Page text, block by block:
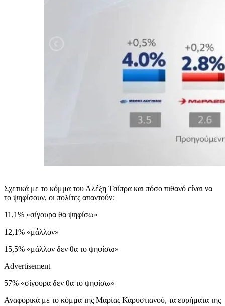
Σχετικά με το κόμμα του Αλέξη Τσίπρα και πόσο πιθανό είναι να
το ψηφίσουν, οι πολίτες απαντούν:
11,1% «σίγουρα θα ψηφίσω»
12,1% «μάλλον»
15,5% «μάλλον δεν θα το ψηφίσω»
Advertisement
57% «σίγουρα δεν θα το ψηφίσω»
Αναφορικά με το κόμμα της Μαρίας Καρυστιανού, τα ευρήματα της